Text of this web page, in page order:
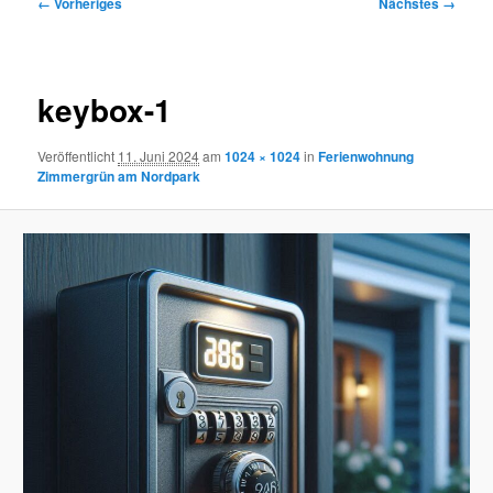
keybox-1
Veröffentlicht 11. Juni 2024am1024 × 1024inFerienwohnung
Zimmergrün am Nordpark